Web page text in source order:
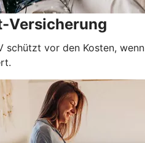
Versicherung
schützt vor den Kosten, wenn